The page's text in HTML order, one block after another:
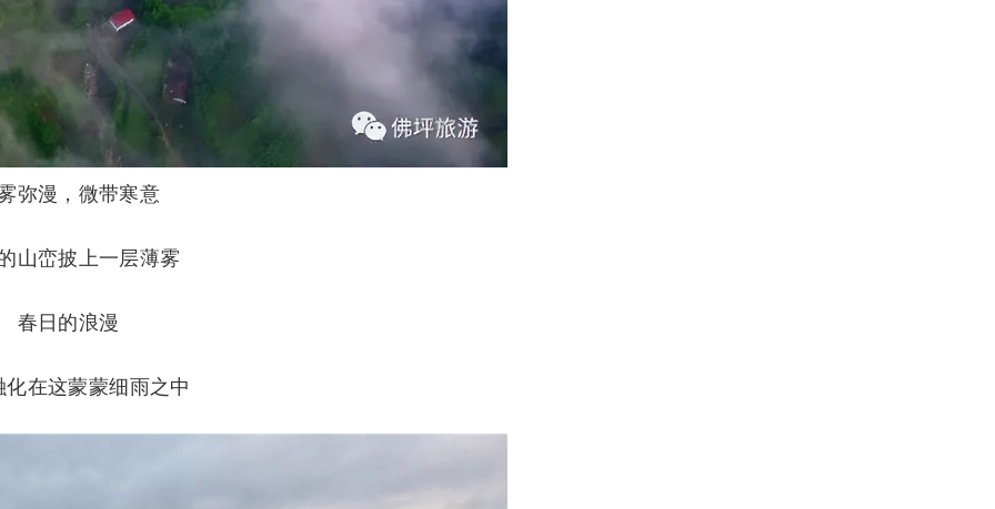
弥漫，微带寒意
山峦披上一层薄雾
春日的浪漫
化在这蒙蒙细雨之中